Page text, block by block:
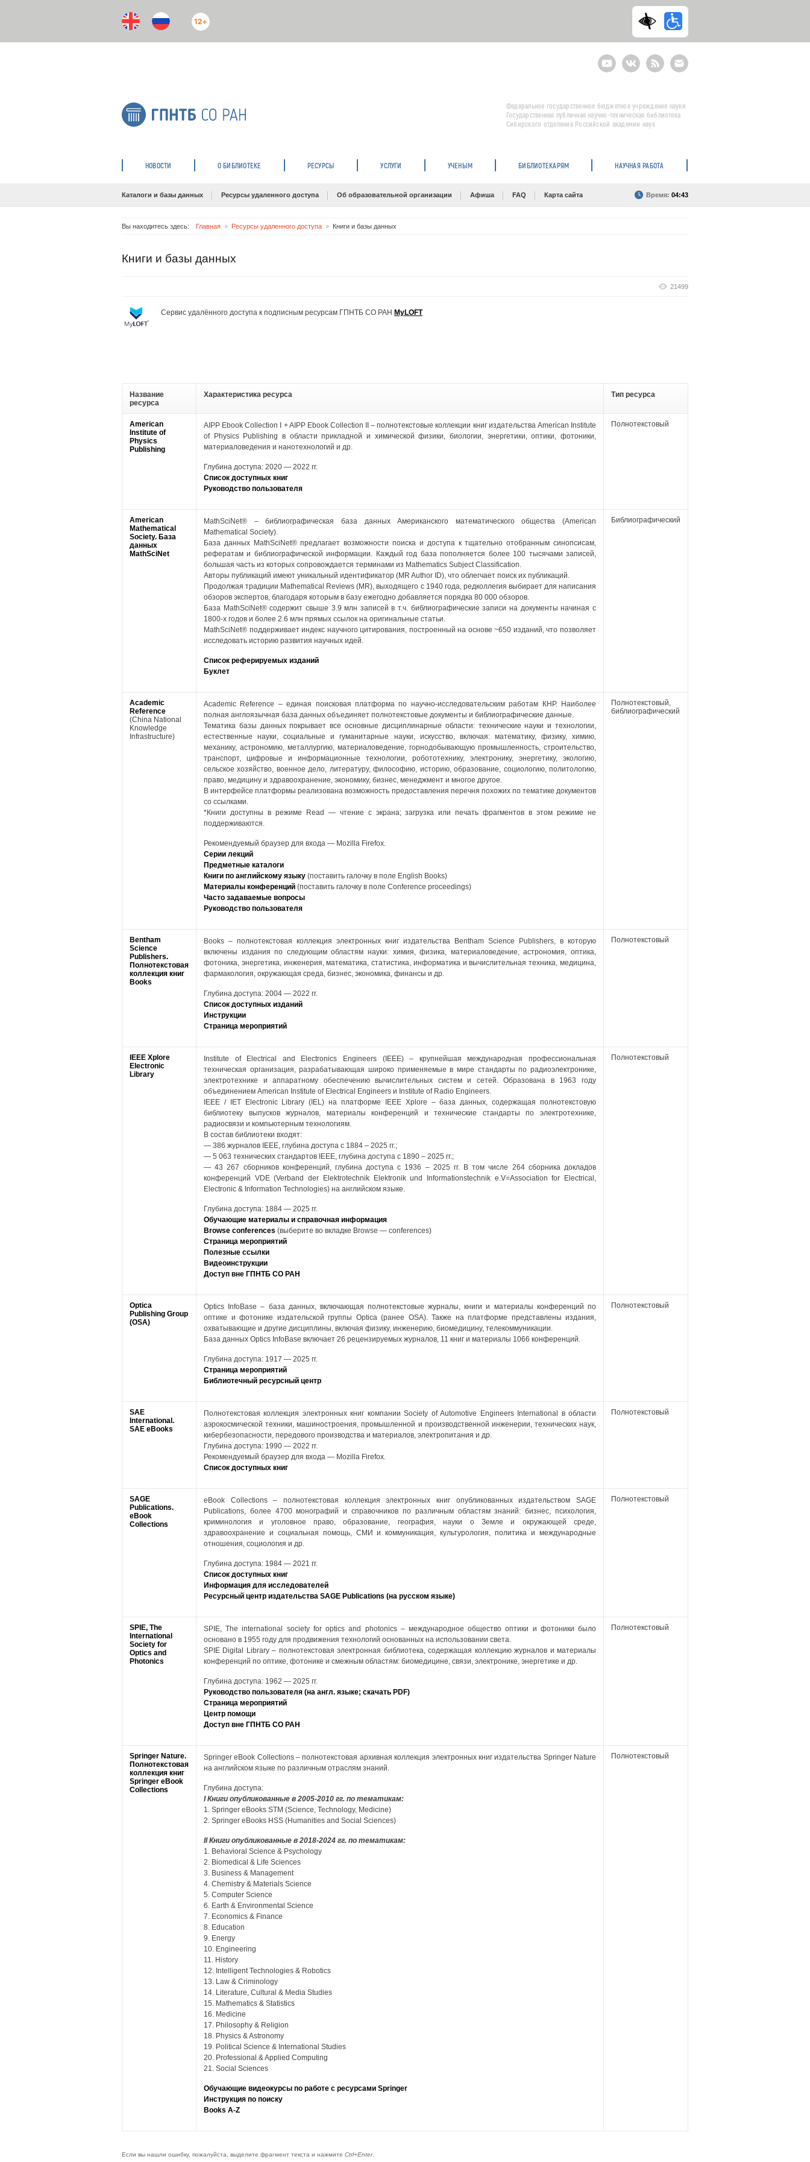
12+
YoutubeВКонтактеRSS
E-
mail
подписка
Федеральное государственное бюджетное учреждение науки
Государственная публичная научно-техническая библиотека
Сибирского отделения Российской академии наук
НОВОСТИ О БИБЛИОТЕКЕ РЕСУРСЫ УСЛУГИ УЧЕНЫМ БИБЛИОТЕКАРЯМ НАУЧНАЯ РАБОТА
Каталоги и базы данных Ресурсы удаленного доступа Об образовательной организации Афиша FAQ Карта сайта Время: 04:43
Вы находитесь здесь: Главная Ресурсы удаленного доступа Книги и базы данных
Книги и базы данных
21499
Сервис удалённого доступа к подписным ресурсам ГПНТБ СО РАН MyLOFT
Название
ресурса
Характеристика ресурса Тип ресурса
American
Institute of
Physics
Publishing
AIPP Ebook Collection I + AIPP Ebook Collection II – полнотекстовые коллекции книг издательства American Institute
of Physics Publishing в области прикладной и химической физики, биологии, энергетики, оптики, фотоники,
материаловедения и нанотехнологий и др.
Глубина доступа: 2020 — 2022 гг.
Список доступных книг
Руководство пользователя
Полнотекстовый
American
Mathematical
Society. База
данных
MathSciNet
MathSciNet® – библиографическая база данных Американского математического общества (American
Mathematical Society).
База данных MathSciNet® предлагает возможности поиска и доступа к тщательно отобранным синопсисам,
рефератам и библиографической информации. Каждый год база пополняется более 100 тысячами записей,
большая часть из которых сопровождается терминами из Mathematics Subject Classification.
Авторы публикаций имеют уникальный идентификатор (MR Author ID), что облегчает поиск их публикаций.
Продолжая традиции Mathematical Reviews (MR), выходящего с 1940 года, редколлегия выбирает для написания
обзоров экспертов, благодаря которым в базу ежегодно добавляется порядка 80 000 обзоров.
База MathSciNet® содержит свыше 3.9 млн записей в т.ч. библиографические записи на документы начиная с
1800-х годов и более 2.6 млн прямых ссылок на оригинальные статьи.
MathSciNet® поддерживает индекс научного цитирования, построенный на основе ~650 изданий, что позволяет
исследовать историю развития научных идей.
Список реферируемых изданий
Буклет
Библиографический
Academic
Reference
(China National
Knowledge
Infrastructure)
Academic Reference – единая поисковая платформа по научно-исследовательским работам КНР. Наиболее
полная англоязычная база данных объединяет полнотекстовые документы и библиографические данные.
Тематика базы данных покрывает все основные дисциплинарные области: технические науки и технологии,
естественные науки, социальные и гуманитарные науки, искусство, включая: математику, физику, химию,
механику, астрономию, металлургию, материаловедение, горнодобывающую промышленность, строительство,
транспорт, цифровые и информационные технологии, робототехнику, электронику, энергетику, экологию,
сельское хозяйство, военное дело, литературу, философию, историю, образование, социологию, политологию,
право, медицину и здравоохранение, экономику, бизнес, менеджмент и многое другое.
В интерфейсе платформы реализована возможность предоставления перечня похожих по тематике документов
со ссылками.
*Книги доступны в режиме Read — чтение с экрана; загрузка или печать фрагментов в этом режиме не
поддерживаются.
Рекомендуемый браузер для входа — Mozilla Firefox.
Серии лекций
Предметные каталоги
Книги по английскому языку (поставить галочку в поле English Books)
Материалы конференций (поставить галочку в поле Conference proceedings)
Часто задаваемые вопросы
Руководство пользователя
Полнотекстовый,
библиографический
Bentham
Science
Publishers.
Полнотекстовая
коллекция книг
Books
Books – полнотекстовая коллекция электронных книг издательства Bentham Science Publishers, в которую
включены издания по следующим областям науки: химия, физика, материаловедение, астрономия, оптика,
фотоника, энергетика, инженерия, математика, статистика, информатика и вычислительная техника, медицина,
фармакология, окружающая среда, бизнес, экономика, финансы и др.
Глубина доступа: 2004 — 2022 гг.
Список доступных изданий
Инструкции
Страница мероприятий
Полнотекстовый
IEEE Xplore
Electronic
Library
Institute of Electrical and Electronics Engineers (IEEE) – крупнейшая международная профессиональная
техническая организация, разрабатывающая широко применяемые в мире стандарты по радиоэлектронике,
электротехнике и аппаратному обеспечению вычислительных систем и сетей. Образована в 1963 году
объединением American Institute of Electrical Engineers и Institute of Radio Engineers.
IEEE / IET Electronic Library (IEL) на платформе IEEE Xplore – база данных, содержащая полнотекстовую
библиотеку выпусков журналов, материалы конференций и технические стандарты по электротехнике,
радиосвязи и компьютерным технологиям.
В состав библиотеки входят:
— 386 журналов IEEE, глубина доступа с 1884 – 2025 гг.;
— 5 063 технических стандартов IEEE, глубина доступа с 1890 – 2025 гг.;
— 43 267 сборников конференций, глубина доступа с 1936 – 2025 гг. В том числе 264 сборника докладов
конференций VDE (Verband der Elektrotechnik Elektronik und Informationstechnik e.V=Association for Electrical,
Electronic & Information Technologies) на английском языке.
Глубина доступа: 1884 — 2025 гг.
Обучающие материалы и справочная информация
Browse conferences (выберите во вкладке Browse — conferences)
Страница мероприятий
Полезные ссылки
Видеоинструкции
Доступ вне ГПНТБ СО РАН
Полнотекстовый
Optica
Publishing Group
(OSA)
Optics InfoBase – база данных, включающая полнотекстовые журналы, книги и материалы конференций по
оптике и фотонике издательской группы Optica (ранее OSA). Также на платформе представлены издания,
охватывающие и другие дисциплины, включая физику, инженерию, биомедицину, телекоммуникации.
База данных Optics InfoBase включает 26 рецензируемых журналов, 11 книг и материалы 1066 конференций.
Глубина доступа: 1917 — 2025 гг.
Страница мероприятий
Библиотечный ресурсный центр
Полнотекстовый
SAE
International.
SAE eBooks
Полнотекстовая коллекция электронных книг компании Society of Automotive Engineers International в области
аэрокосмической техники, машиностроения, промышленной и производственной инженерии, технических наук,
кибербезопасности, передового производства и материалов, электропитания и др.
Глубина доступа: 1990 — 2022 гг.
Рекомендуемый браузер для входа — Mozilla Firefox.
Список доступных книг
Полнотекстовый
SAGE
Publications.
eBook
Collections
eBook Collections – полнотекстовая коллекция электронных книг опубликованных издательством SAGE
Publications, более 4700 монографий и справочников по различным областям знаний: бизнес, психология,
криминология и уголовное право, образование, география, науки о Земле и окружающей среде,
здравоохранение и социальная помощь, СМИ и коммуникация, культурология, политика и международные
отношения, социология и др.
Глубина доступа: 1984 — 2021 гг.
Список доступных книг
Информация для исследователей
Ресурсный центр издательства SAGE Publications (на русском языке)
Полнотекстовый
SPIE, The
International
Society for
Optics and
Photonics
SPIE, The international society for optics and photonics – международное общество оптики и фотоники было
основано в 1955 году для продвижения технологий основанных на использовании света.
SPIE Digital Library – полнотекстовая электронная библиотека, содержащая коллекцию журналов и материалы
конференций по оптике, фотонике и смежным областям: биомедицине, связи, электронике, энергетике и др.
Глубина доступа: 1962 — 2025 гг.
Руководство пользователя (на англ. языке; скачать PDF)
Страница мероприятий
Центр помощи
Доступ вне ГПНТБ СО РАН
Полнотекстовый
Springer Nature.
Полнотекстовая
коллекция книг
Springer eBook
Collections
Springer eBook Collections – полнотекстовая архивная коллекция электронных книг издательства Springer Nature
на английском языке по различным отраслям знаний.
Глубина доступа:
I Книги опубликованные в 2005-2010 гг. по тематикам:
1. Springer eBooks STM (Science, Technology, Medicine)
2. Springer eBooks HSS (Humanities and Social Sciences)
II Книги опубликованные в 2018-2024 гг. по тематикам:
1. Behavioral Science & Psychology
2. Biomedical & Life Sciences
3. Business & Management
4. Chemistry & Materials Science
5. Computer Science
6. Earth & Environmental Science
7. Economics & Finance
8. Education
9. Energy
10. Engineering
11. History
12. Intelligent Technologies & Robotics
13. Law & Criminology
14. Literature, Cultural & Media Studies
15. Mathematics & Statistics
16. Medicine
17. Philosophy & Religion
18. Physics & Astronomy
19. Political Science & International Studies
20. Professional & Applied Computing
21. Social Sciences
Обучающие видеокурсы по работе с ресурсами Springer
Инструкция по поиску
Books A-Z
Полнотекстовый
Если вы нашли ошибку, пожалуйста, выделите фрагмент текста и нажмите Ctrl+Enter.